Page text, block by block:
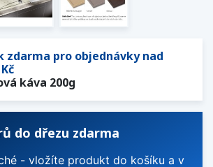
zdarma pro objednávky nad
káva 200g
do dřezu zdarma
- vložíte produkt do košíku a v